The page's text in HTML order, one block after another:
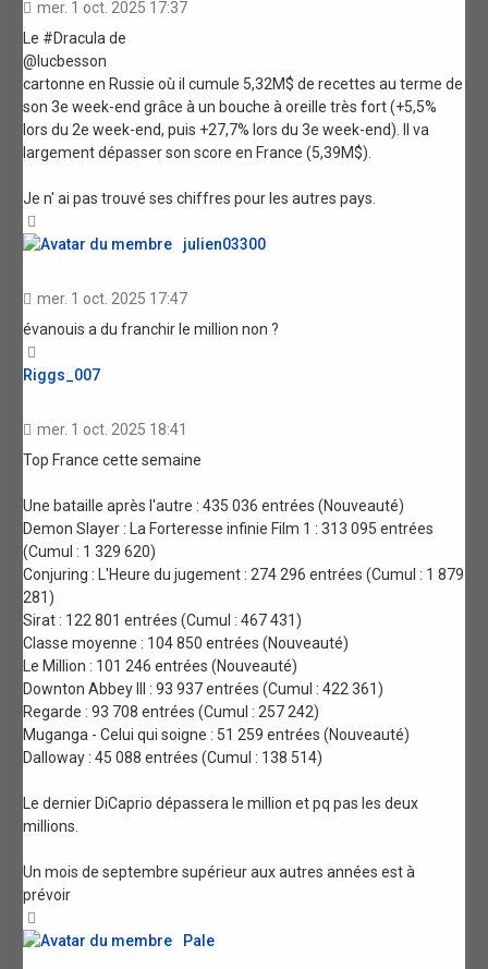
mer. 1 oct. 2025 17:37
Le #Dracula de
@lucbesson
cartonne en Russie où il cumule 5,32M$ de recettes au terme de
son 3e week-end grâce à un bouche à oreille très fort (+5,5%
lors du 2e week-end, puis +27,7% lors du 3e week-end). Il va
largement dépasser son score en France (5,39M$).
Je n' ai pas trouvé ses chiffres pour les autres pays.
julien03300
mer. 1 oct. 2025 17:47
évanouis a du franchir le million non ?
Riggs_007
mer. 1 oct. 2025 18:41
Top France cette semaine
Une bataille après l'autre : 435 036 entrées (Nouveauté)
Demon Slayer : La Forteresse infinie Film 1 : 313 095 entrées
(Cumul : 1 329 620)
Conjuring : L'Heure du jugement : 274 296 entrées (Cumul : 1 879
281)
Sirat : 122 801 entrées (Cumul : 467 431)
Classe moyenne : 104 850 entrées (Nouveauté)
Le Million : 101 246 entrées (Nouveauté)
Downton Abbey III : 93 937 entrées (Cumul : 422 361)
Regarde : 93 708 entrées (Cumul : 257 242)
Muganga - Celui qui soigne : 51 259 entrées (Nouveauté)
Dalloway : 45 088 entrées (Cumul : 138 514)
Le dernier DiCaprio dépassera le million et pq pas les deux
millions.
Un mois de septembre supérieur aux autres années est à
prévoir
Pale